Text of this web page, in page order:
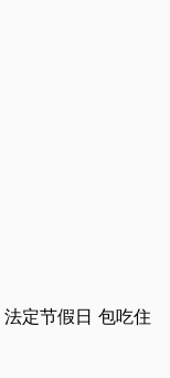
法定节假日 包吃住